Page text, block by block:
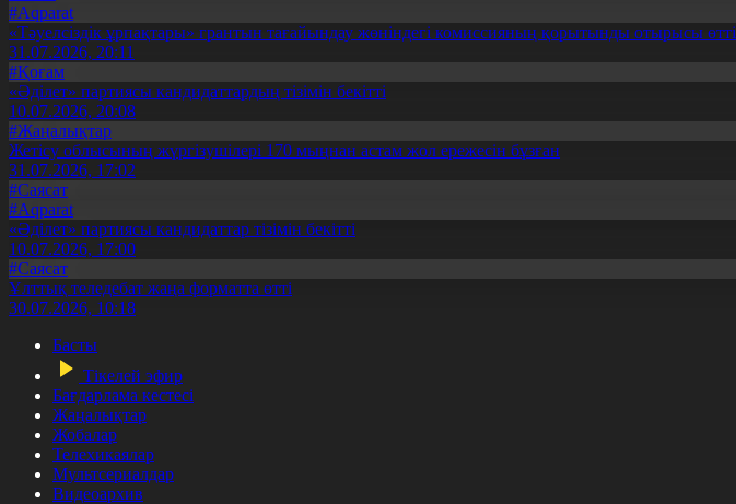
#Aqparat
«Тәуелсіздік ұрпақтары» грантын тағайындау жөніндегі комиссияның қорытынды отырысы өтті
31.07.2026, 20:11
#Қоғам
«Әділет» партиясы кандидаттардың тізімін бекітті
10.07.2026, 20:08
#Жаңалықтар
Жетісу облысының жүргізушілері 170 мыңнан астам жол ережесін бұзған
31.07.2026, 17:02
#Саясат
#Aqparat
«Әділет» партиясы кандидаттар тізімін бекітті
10.07.2026, 17:00
#Саясат
Ұлттық теледебат жаңа форматта өтті
30.07.2026, 10:18
Басты
Тікелей эфир
Бағдарлама кестесі
Жаңалықтар
Жобалар
Телехикаялар
Мультсериалдар
Видеоархив